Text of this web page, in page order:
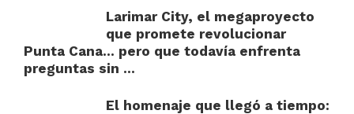
Larimar City, el megaproyecto
que promete revolucionar
Punta Cana… pero que todavía enfrenta
preguntas sin ...
El homenaje que llegó a tiempo: